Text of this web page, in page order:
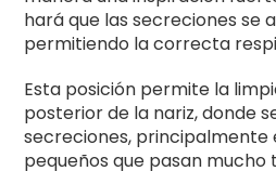
hará que las secreciones se
permitiendo la correcta
Esta posición permite la
posterior de la nariz, donde
secreciones, principalmente
pequeños que pasan